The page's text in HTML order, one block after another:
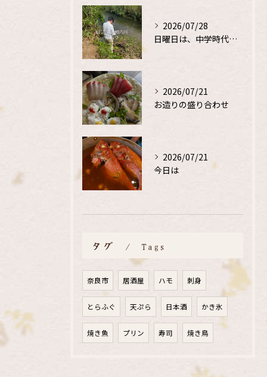
2026/07/28
日曜日は、中学時代の、同級生と鮎釣り
2026/07/21
お造りの盛り合わせ
2026/07/21
今日は
タグ Tags
奈良市 居酒屋 ハモ 刺身
とらふぐ 天ぷら 日本酒 かき氷
焼き魚 プリン 寿司 焼き鳥